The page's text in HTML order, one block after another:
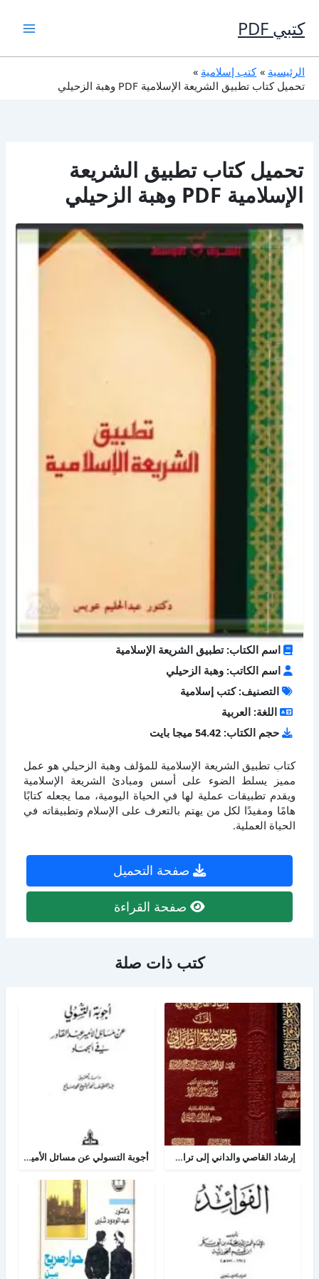
إلى
المحتوى
كتبي PDF
الرئيسية
كتب إسلامية
تحميل كتاب تطبيق الشريعة الإسلامية PDF وهبة الزحيلي
تحميل كتاب تطبيق الشريعة
الإسلامية PDF وهبة الزحيلي
اسم الكتاب: تطبيق الشريعة الإسلامية
اسم الكاتب: وهبة الزحيلي
التصنيف: كتب إسلامية
اللغة: العربية
حجم الكتاب: 54.42 ميجا بايت
كتاب تطبيق الشريعة الإسلامية للمؤلف وهبة الزحيلي هو عمل
مميز يسلط الضوء على أسس ومبادئ الشريعة الإسلامية
ويقدم تطبيقات عملية لها في الحياة اليومية، مما يجعله كتابًا
هامًا ومفيدًا لكل من يهتم بالتعرف على الإسلام وتطبيقاته في
الحياة العملية.
صفحة التحميل
صفحة القراءة
كتب ذات صلة
إرشاد القاصي والداني إلى تراجم شيوخ الطبراني أجوبة التسولي عن مسائل الأمير عبد القادر في الجهاد